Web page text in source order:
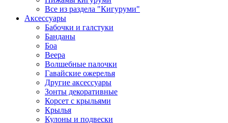
Все из раздела "Кигуруми"
Аксессуары
Бабочки и галстуки
Банданы
Боа
Веера
Волшебные палочки
Гавайские ожерелья
Другие аксессуары
Зонты декоративные
Корсет с крыльями
Крылья
Кулоны и подвески